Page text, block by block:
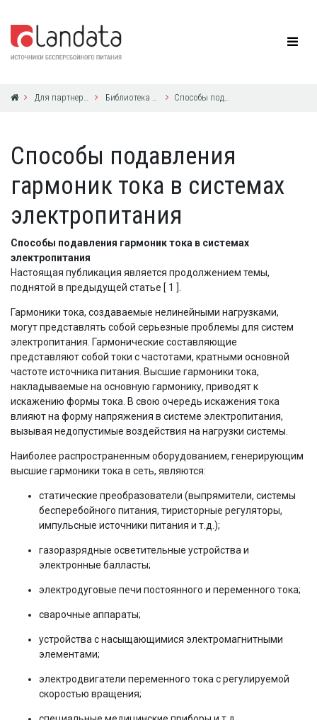
Для партнеров Библиотека по ИБП Способы подавления гармоник тока в системах электропитания
Способы подавления
гармоник тока в системах
электропитания
Способы подавления гармоник тока в системах
электропитания
Настоящая публикация является продолжением темы,
поднятой в предыдущей статье [ 1 ].
Гармоники тока, создаваемые нелинейными нагрузками,
могут представлять собой серьезные проблемы для систем
электропитания. Гармонические составляющие
представляют собой токи с частотами, кратными основной
частоте источника питания. Высшие гармоники тока,
накладываемые на основную гармонику, приводят к
искажению формы тока. В свою очередь искажения тока
влияют на форму напряжения в системе электропитания,
вызывая недопустимые воздействия на нагрузки системы.
Наиболее распространенным оборудованием, генерирующим
высшие гармоники тока в сеть, являются:
статические преобразователи (выпрямители, системы
бесперебойного питания, тиристорные регуляторы,
импульсные источники питания и т.д.);
газоразрядные осветительные устройства и
электронные балласты;
электродуговые печи постоянного и переменного тока;
сварочные аппараты;
устройства с насыщающимися электромагнитными
элементами;
электродвигатели переменного тока с регулируемой
скоростью вращения;